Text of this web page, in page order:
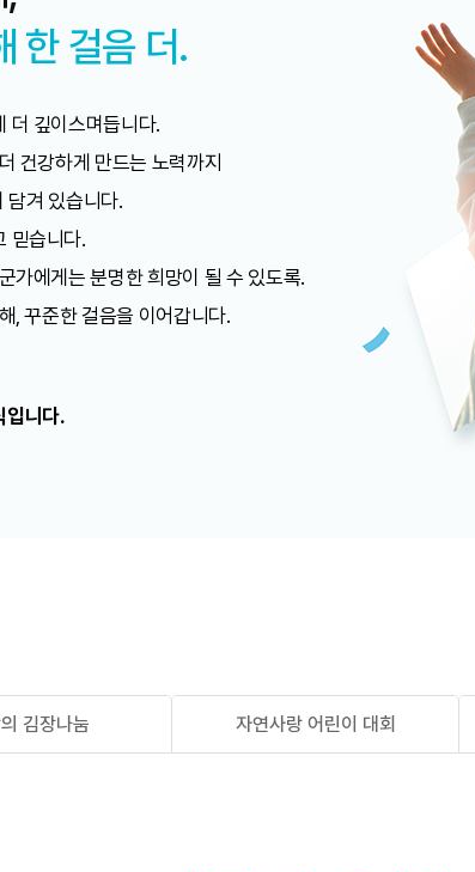
한 걸음 더.
더 깊이스며듭니다.
건강하게 만드는 노력까지
담겨 있습니다.
믿습니다.
가에게는 분명한 희망이 될 수 있도록.
, 꾸준한 걸음을 이어갑니다.
입니다.
김장나눔 자연사랑 어린이 대회